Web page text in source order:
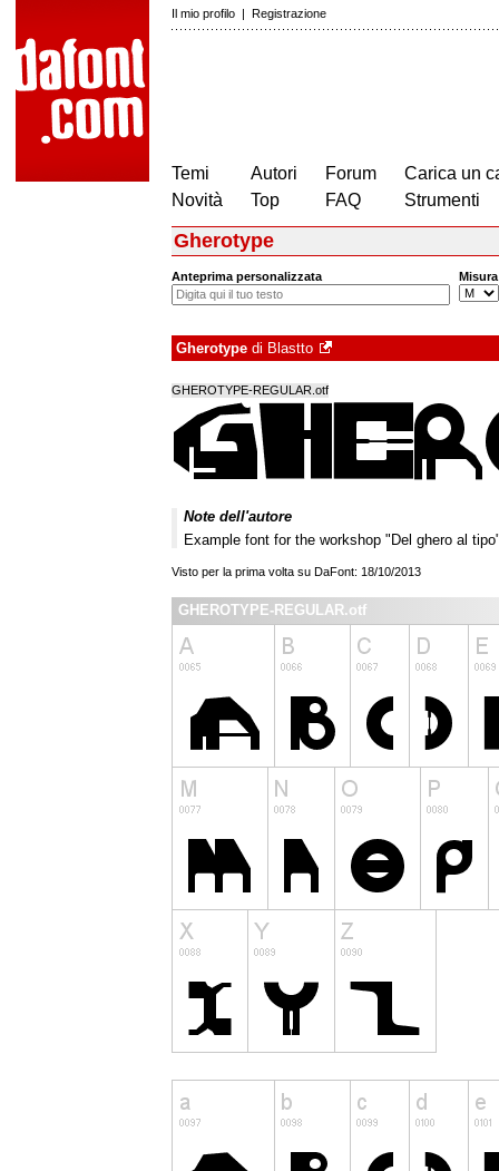
Il mio profilo | Registrazione
Temi
Novità
Autori
Top
Forum
FAQ
Carica un
Strumenti
Gherotype
Anteprima personalizzata Misura
Gherotype di Blastto
GHEROTYPE-REGULAR.otf
Note dell'autore
Example font for the workshop "Del ghero al
Visto per la prima volta su DaFont: 18/10/2013
GHEROTYPE-REGULAR.otf